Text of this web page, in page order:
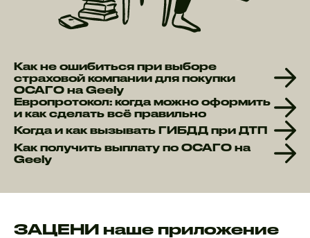
Как не ошибиться при выборе
страховой компании для покупки
ОСАГО на Geely
Европротокол: когда можно оформить
и как сделать всё правильно
Когда и как вызывать ГИБДД при ДТП
Как получить выплату по ОСАГО на
Geely
ЗАЦЕНИ наше приложение